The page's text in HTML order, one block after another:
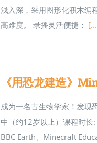
浅入深，采用图形化积木编
高难度。 录播灵活便捷：
《用恐龙建造》
成为一名古生物学家！发现
中（约12岁以上）课程时
BBC Earth、Minecraft